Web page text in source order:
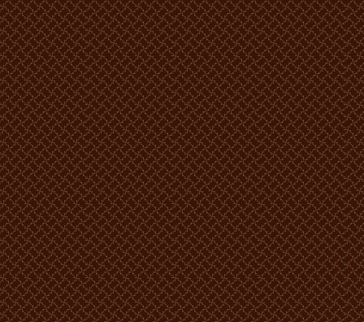
Numărul camerelor: 1
Locuri: 1
Numărul camerelor: 1
În cameră sunt pat patrimonial, televizor, condiționer, telefon,
Prețul:
800 lei MD -1 persoana.
950 lei MD -2 persoane.